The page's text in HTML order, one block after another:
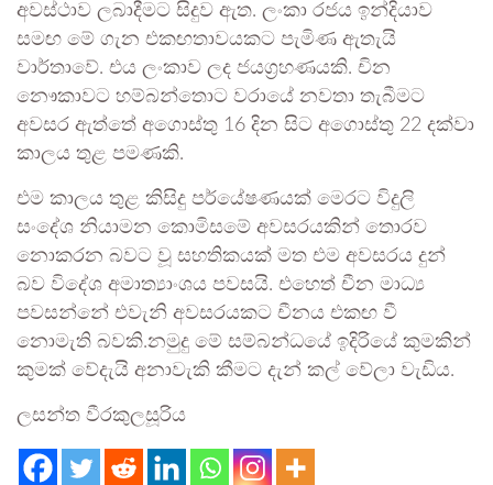
අවස්ථාව ලබාදීමට සිදුව ඇත. ලංකා රජය ඉන්දියාව
සමඟ මේ ගැන එකඟතාවයකට පැමිණ ඇතැයි
වාර්තාවේ. එය ලංකාව ලද ජයග්‍රහණයකි. චින
නෞකාවට හම්බන්තොට වරායේ නවතා තැබීමට
අවසර ඇත්තේ අගොස්තු 16 දින සිට අගොස්තු 22 දක්වා
කාලය තුළ පමණකි.
එම කාලය තුළ කිසිදු පර්යේෂණයක් මෙරට විදුලි
සංදේශ නියාමන කොමිසමේ අවසරයකින් තොරව
නොකරන බවට වූ සහතිකයක් මත එම අවසරය දුන්
බව විදේශ අමාත්‍යාංශය පවසයි. එහෙත් චීන මාධ්‍ය
පවසන්නේ එවැනි අවසරයකට චීනය එකඟ වී
නොමැති බවකි.නමුදු මේ සම්බන්ධයේ ඉදිරියේ කුමකින්
කුමක් වේදැයි අනාවැකි කීමට දැන් කල් වේලා වැඩිය.
ලසන්ත වීරකුලසූරිය